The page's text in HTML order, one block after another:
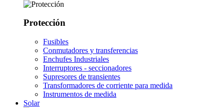
Protección
Fusibles
Conmutadores y transferencias
Enchufes Industriales
Interruptores - seccionadores
Supresores de transientes
Transformadores de corriente para medida
Instrumentos de medida
Solar